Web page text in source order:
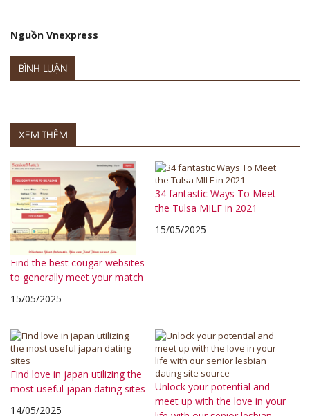
Nguồn Vnexpress
BÌNH LUẬN
XEM THÊM
Find the best cougar websites
to generally meet your match
15/05/2025
34 fantastic Ways To Meet
the Tulsa MILF in 2021
15/05/2025
Find love in japan utilizing the
most useful japan dating sites
14/05/2025
Unlock your potential and
meet up with the love in your